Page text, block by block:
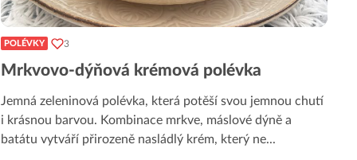
POLÉVKY 3
Mrkvovo-dýňová krémová polévka
Jemná zeleninová polévka, která potěší svou jemnou chutí
i krásnou barvou. Kombinace mrkve, máslové dýně a
batátu vytváří přirozeně nasládlý krém, který ne...